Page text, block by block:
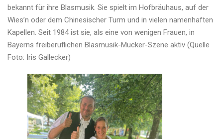
bekannt für ihre Blasmusik. Sie spielt im Hofbräuhaus, auf der
Wies’n oder dem Chinesischer Turm und in vielen namenhaften
Kapellen. Seit 1984 ist sie, als eine von wenigen Frauen, in
Bayerns freiberuflichen Blasmusik-Mucker-Szene aktiv (Quelle
Foto: Iris Gallecker)